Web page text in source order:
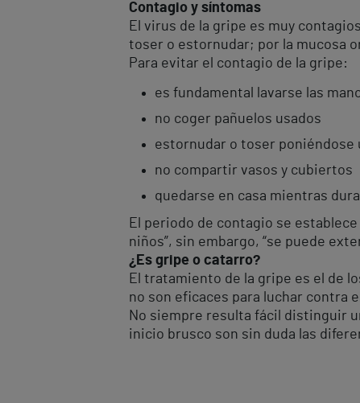
Contagio y síntomas
El virus de la gripe es muy
toser o estornudar; por la mucosa
Para evitar el contagio de la gripe:
es fundamental lavarse las
no coger pañuelos usados
estornudar o toser poniéndose
no compartir vasos y cubiertos
quedarse en casa mientras
El periodo de contagio se
niños”, sin embargo, “se puede
¿Es gripe o catarro?
El tratamiento de la gripe es el de
no son eficaces para luchar contra
No siempre resulta fácil distinguir
inicio brusco son sin duda las